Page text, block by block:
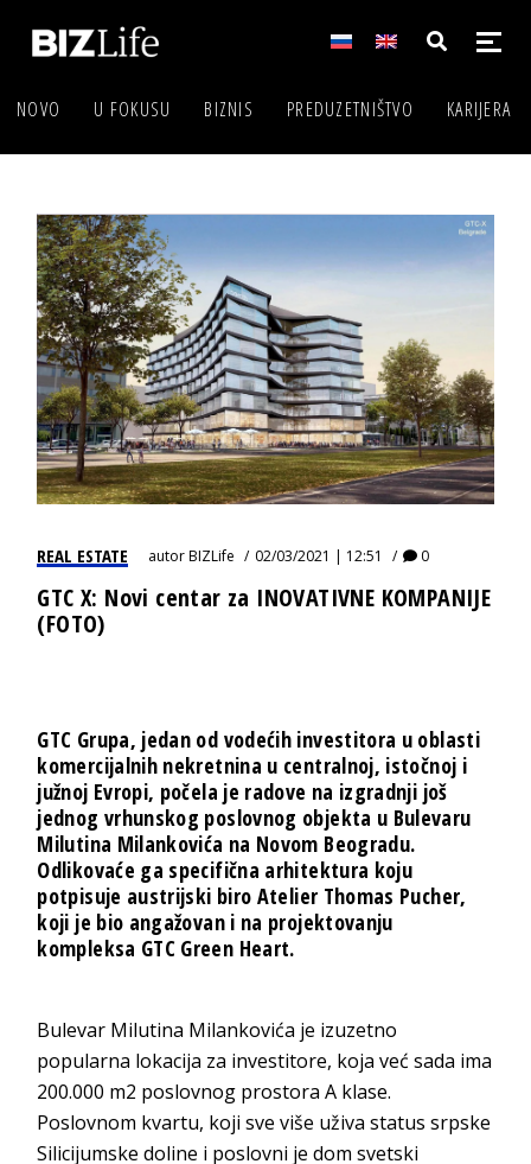
NOVO U FOKUSU BIZNIS PREDUZETNIŠTVO KARIJERA
REAL ESTATE autorBIZLife 02/03/2021 | 12:51 0
GTC X: Novi centar za INOVATIVNE KOMPANIJE
(FOTO)
GTC Grupa, jedan od vodećih investitora u oblasti
komercijalnih nekretnina u centralnoj, istočnoj i
južnoj Evropi, počela je radove na izgradnji još
jednog vrhunskog poslovnog objekta u Bulevaru
Milutina Milankovića na Novom Beogradu.
Odlikovaće ga specifična arhitektura koju
potpisuje austrijski biro Atelier Thomas Pucher,
koji je bio angažovan i na projektovanju
kompleksa GTC Green Heart.
Bulevar Milutina Milankovića je izuzetno
popularna lokacija za investitore, koja već sada ima
200.000 m2 poslovnog prostora A klase.
Poslovnom kvartu, koji sve više uživa status srpske
Silicijumske doline i poslovni je dom svetski